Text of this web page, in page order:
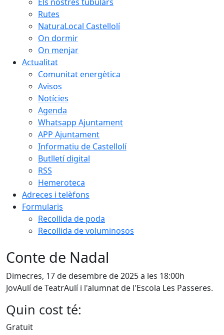
Rutes
NaturaLocal Castellolí
On dormir
On menjar
Actualitat
Comunitat energètica
Avisos
Notícies
Agenda
Whatsapp Ajuntament
APP Ajuntament
Informatiu de Castellolí
Butlletí digital
RSS
Hemeroteca
Adreces i telèfons
Formularis
Recollida de poda
Recollida de voluminosos
Conte de Nadal
Dimecres, 17 de desembre de 2025 a les 18:00h
JovAulí de TeatrAulí i l'alumnat de l'Escola Les Passeres.
Quin cost té:
Gratuït